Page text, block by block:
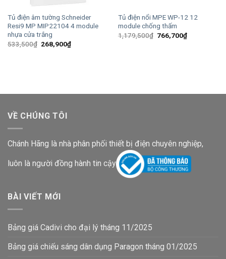
Tủ điện âm tường Schneider
Resi9 MP MIP22104 4 module
nhựa cửa trắng
533,500₫ Giá
268,900₫Giá
hiện
Tủ điện nổi MPE WP-12 12
module chống thấm
1,179,500₫ Giá
766,700₫Giá
hiện
VỀ CHÚNG TÔI
Chánh Hãng là nhà phân phối thiết bị điện chuyên nghiệp,
luôn là người đồng hành tin cậy
BÀI VIẾT MỚI
Bảng giá Cadivi cho đại lý tháng 11/2025
Bảng giá chiếu sáng dân dụng Paragon tháng 01/2025